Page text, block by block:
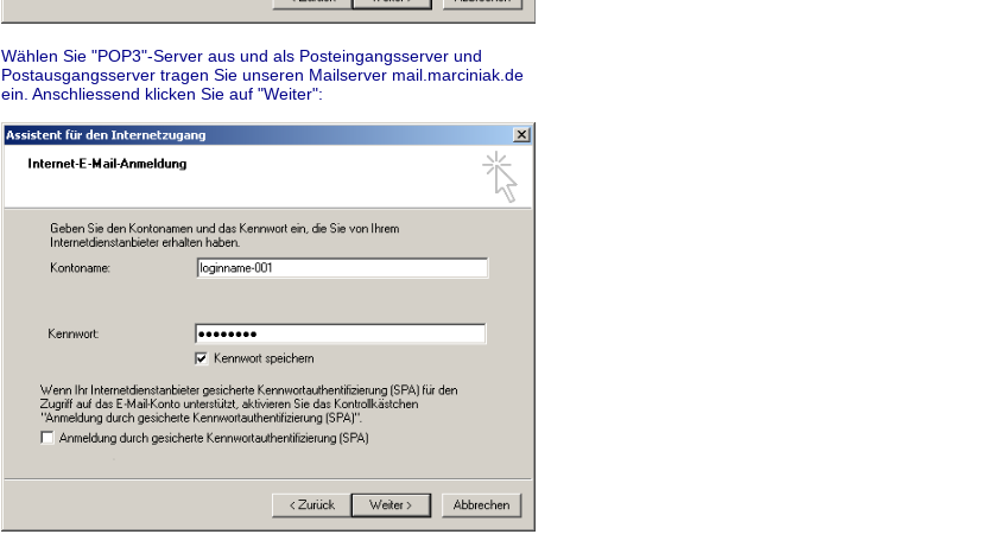
Wählen Sie "POP3"-Server aus und als Posteingangsserver und
Postausgangsserver tragen Sie unseren Mailserver mail.marciniak.de
ein. Anschliessend klicken Sie auf "Weiter":